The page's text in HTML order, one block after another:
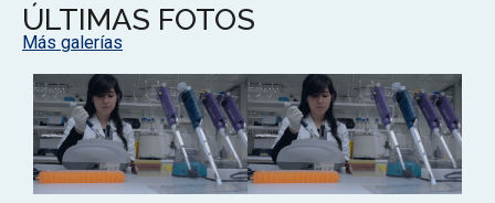
ÚLTIMAS FOTOS
Más galerías